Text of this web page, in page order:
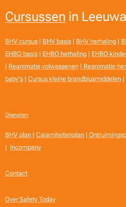
Cursussen in
BHV cursus | BHV basis | BHV herhaling |
EHBO basis | EHBO herhaling | EHBO
| Reanimatie volwassenen | Reanimatie
baby's | Cursus kleine brandblusmiddelen |
Diensten
BHV plan | Calamiteitenplan |
| Incompany
Contact
Over Safety Today